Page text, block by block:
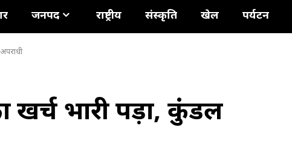
जनपद राष्ट्रीय संस्कृति खेल पर्यटन
खर्च भारी पड़ा, कुंडल